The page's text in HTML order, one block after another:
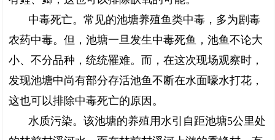
中毒死亡。常见的池塘养殖鱼类中毒，多为剧毒
农药中毒。但，池塘一旦发生中毒死鱼，池鱼不论大
小、不分品种，统统罹难。而，在这次现场观察时，
发现池塘中尚有部分存活池鱼不断在水面嚎水打花，
这也可以排除中毒死亡的原因。
水质污染。该池塘的养殖用水引自距池塘5公里处